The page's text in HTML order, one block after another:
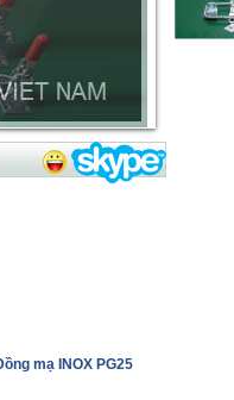
mạ INOX PG25